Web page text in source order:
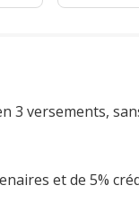
3 versements,
et de 5%